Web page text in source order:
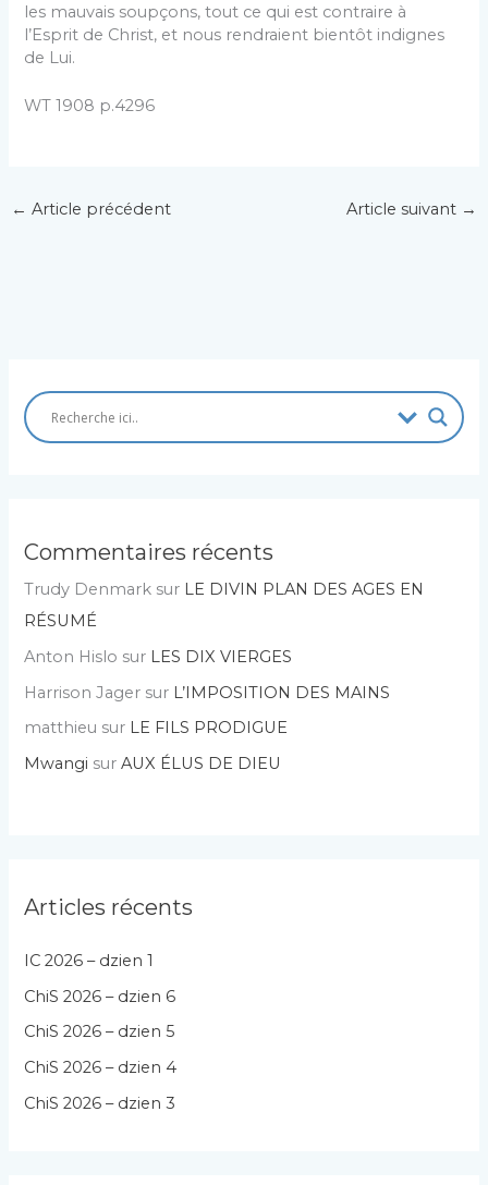
les mauvais soupçons, tout ce qui est contraire à
l’Esprit de Christ, et nous rendraient bientôt indignes
de Lui.
WT 1908 p.4296
← Article précédent Article suivant →
Commentaires récents
Trudy Denmark sur LE DIVIN PLAN DES AGES EN
RÉSUMÉ
Anton Hislo sur LES DIX VIERGES
Harrison Jager sur L’IMPOSITION DES MAINS
matthieu sur LE FILS PRODIGUE
Mwangi surAUX ÉLUS DE DIEU
Articles récents
IC 2026 – dzien 1
ChiS 2026 – dzien 6
ChiS 2026 – dzien 5
ChiS 2026 – dzien 4
ChiS 2026 – dzien 3